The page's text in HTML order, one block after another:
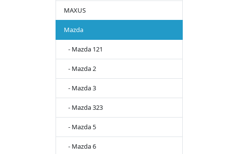
MAXUS
Mazda
- Mazda 121
- Mazda 2
- Mazda 3
- Mazda 323
- Mazda 5
- Mazda 6